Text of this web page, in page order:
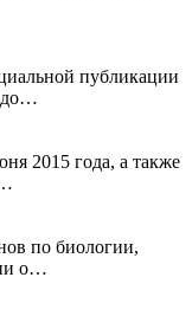
публикации
до…
2015 года, а также
по биологии,
о…